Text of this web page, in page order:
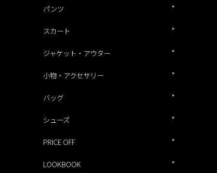
パンツ
スカート
ジャケット・アウター
小物・アクセサリー
バッグ
シューズ
PRICE OFF
LOOKBOOK